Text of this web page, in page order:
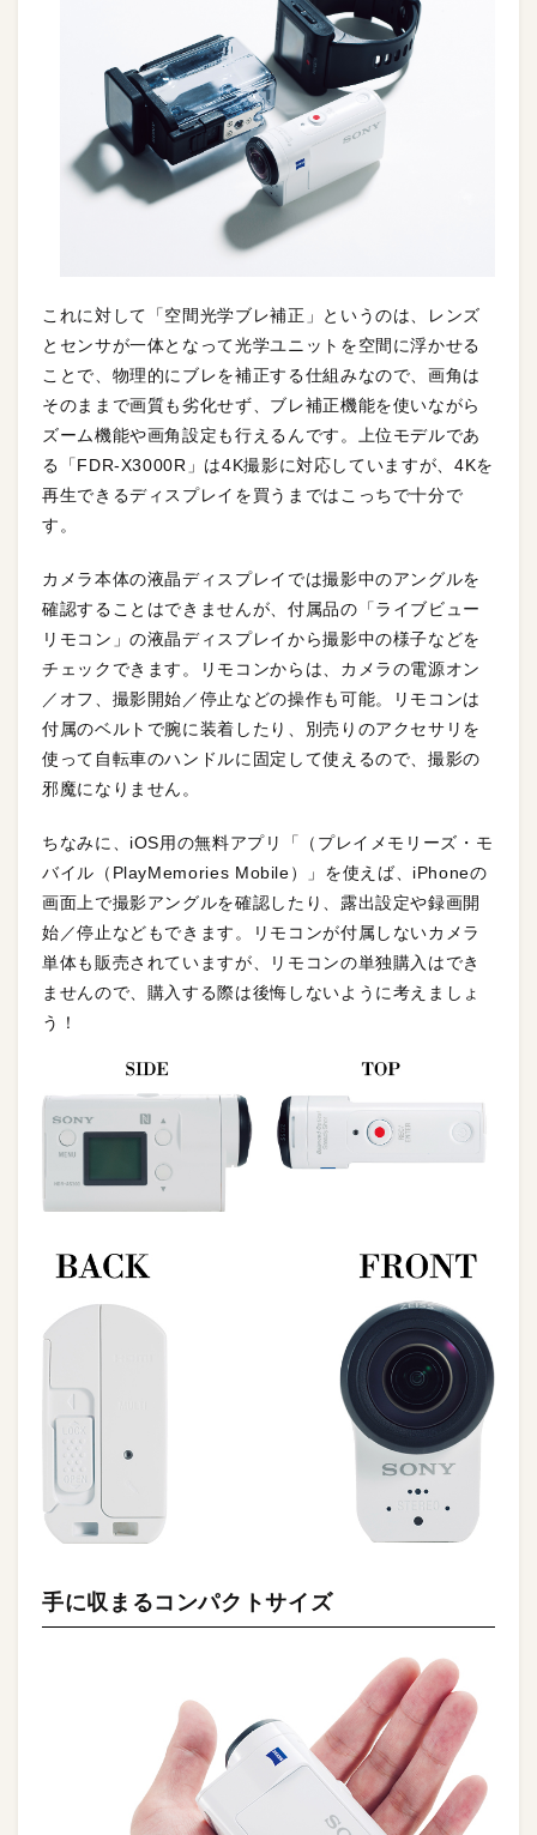
これに対して「空間光学ブレ補正」というのは、レンズ
とセンサが一体となって光学ユニットを空間に浮かせる
ことで、物理的にブレを補正する仕組みなので、画角は
そのままで画質も劣化せず、ブレ補正機能を使いながら
ズーム機能や画角設定も行えるんです。上位モデルであ
る「FDR-X3000R」は4K撮影に対応していますが、4Kを
再生できるディスプレイを買うまではこっちで十分で
す。
カメラ本体の液晶ディスプレイでは撮影中のアングルを
確認することはできませんが、付属品の「ライブビュー
リモコン」の液晶ディスプレイから撮影中の様子などを
チェックできます。リモコンからは、カメラの電源オン
／オフ、撮影開始／停止などの操作も可能。リモコンは
付属のベルトで腕に装着したり、別売りのアクセサリを
使って自転車のハンドルに固定して使えるので、撮影の
邪魔になりません。
ちなみに、iOS用の無料アプリ「（プレイメモリーズ・モ
バイル（PlayMemories Mobile）」を使えば、iPhoneの
画面上で撮影アングルを確認したり、露出設定や録画開
始／停止などもできます。リモコンが付属しないカメラ
単体も販売されていますが、リモコンの単独購入はでき
ませんので、購入する際は後悔しないように考えましょ
う！
手に収まるコンパクトサイズ